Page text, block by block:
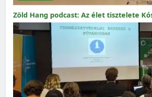
Zöld Hang podcast: Az élet tisztelete